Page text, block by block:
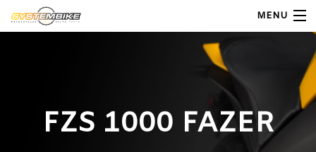
MENU
Shop MotoFZS 1000 FAZER